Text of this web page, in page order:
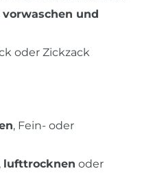
vorwaschen und
oder Zickzack
, Fein- oder
lufttrocknen oder